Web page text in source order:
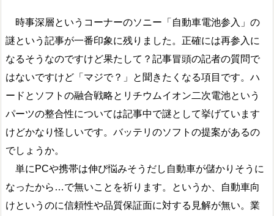
時事深層というコーナーのソニー「自動車電池参入」の
謎という記事が一番印象に残りました。正確には再参入に
なるそうなのですけど果たして？記事冒頭の記者の質問で
はないですけど「マジで？」と聞きたくなる項目です。ハ
ードとソフトの融合戦略とリチウムイオン二次電池という
パーツの整合性については記事中で謎として挙げています
けどかなり怪しいです。バッテリのソフトの提案があるの
でしょうか。
単にPCや携帯は伸び悩みそうだし自動車が儲かりそうに
なったから…で無いことを祈ります。というか、自動車向
けというのに信頼性や品質保証面に対する見解が無い。業